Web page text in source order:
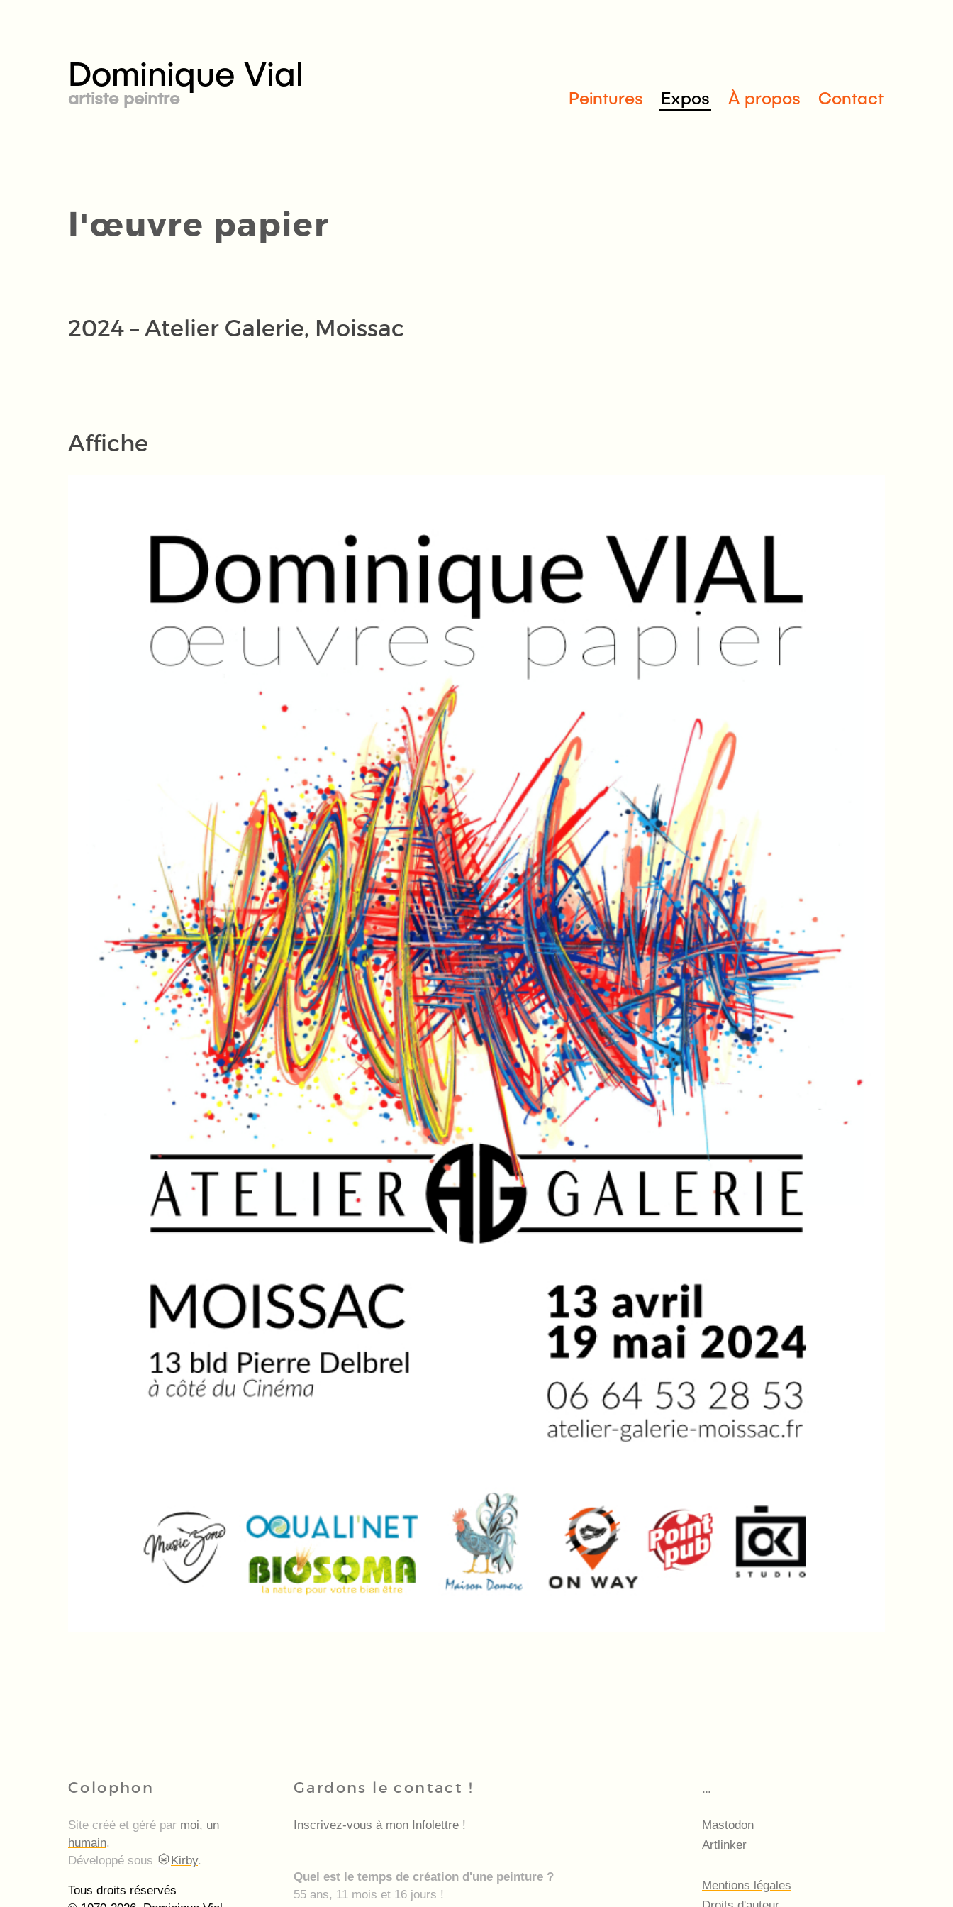
Dominique Vial
artiste peintre Peintures Expos À propos Contact
l'œuvre papier
2024 – Atelier Galerie, Moissac
Affiche
Colophon
Site créé et géré par moi, un
humain.
Développé sous
Kirby.
Tous droits réservés
Gardons le contact !
Inscrivez-vous à mon Infolettre !
Quel est le temps de création d'une peinture ?
55 ans, 11 mois et 16 jours !
…
Mastodon
Artlinker
Mentions légales